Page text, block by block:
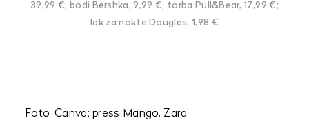
39,99 €; bodi Bershka, 9,99 €; torba Pull&Bear, 17,99 €;
lak za nokte Douglas, 1,98 €
Foto: Canva; press Mango, Zara